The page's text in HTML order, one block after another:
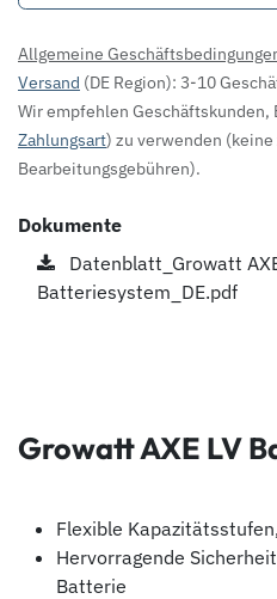
Allgemeine
Versand (DE Region): 3-10
Wir empfehlen Geschäftskunden,
Zahlungsart) zu verwenden
Bearbeitungsgebühren).
Dokumente
Datenblatt_Growatt
Batteriesystem_DE.pdf
Growatt AXE LV
Flexible
Hervorragende
Batterie